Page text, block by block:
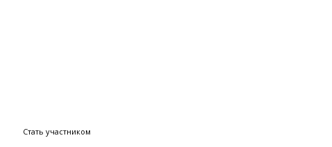
Стать участником